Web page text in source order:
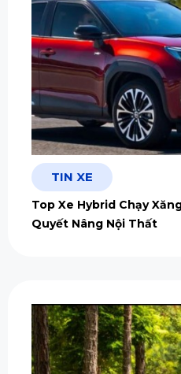
TIN XE
Top Xe Hybrid Chạy
Quyết Nâng Nội Thất